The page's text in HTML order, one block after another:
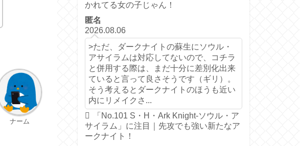
ナーム
かれてる女の子じゃん！
匿名
2026.08.06
>ただ、ダークナイトの蘇生にソウル・
アサイラムは対応してないので、コチラ
と併用する際は、まだ十分に差別化出来
ていると言って良さそうです（ギリ）。
そう考えるとダークナイトのほうも近い
内にリメイクさ...
「No.101 S・H・Ark Knight-ソウル・ア
サイラム」に注目｜先攻でも強い新たなア
ークナイト！